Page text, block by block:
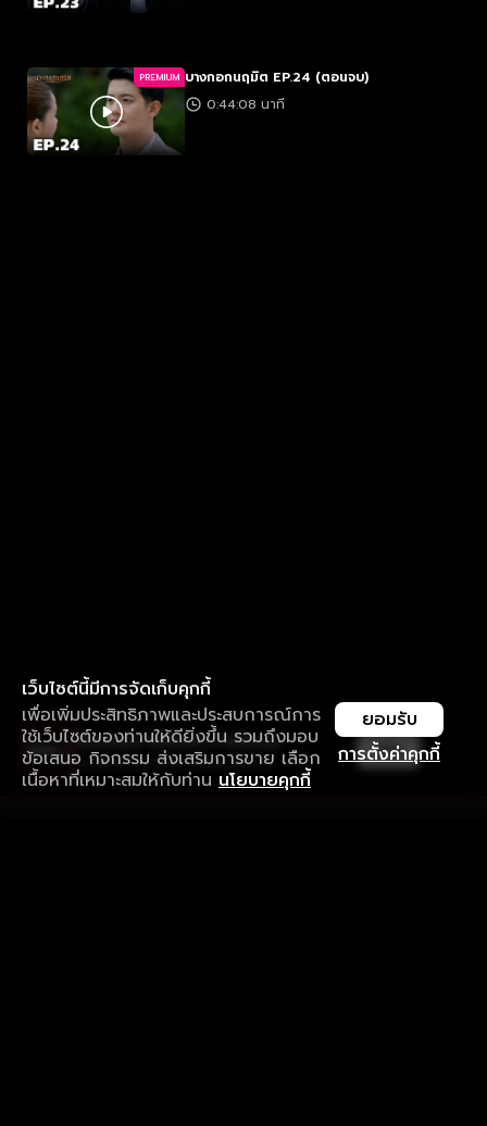
PREMIUM บางกอกนฤมิต EP.24 (ตอนจบ)
0:44:08 นาที
เว็บไซต์นี้มีการจัดเก็บคุกกี้
เพื่อเพิ่มประสิทธิภาพและประสบการณ์การ
ใช้เว็บไซต์ของท่านให้ดียิ่งขึ้น รวมถึงมอบ
ข้อเสนอ กิจกรรม ส่งเสริมการขาย เลือก
เนื้อหาที่เหมาะสมให้กับท่าน นโยบายคุกกี้
การตั้งค่าคุกกี้
ยอมรับ
ใช้งานแอป ลื่นไหลกว่า ไม่มีสะดุด
ดาวน์โหลดแอปเพื่อการรับชมที่ดีกว่า เปิด